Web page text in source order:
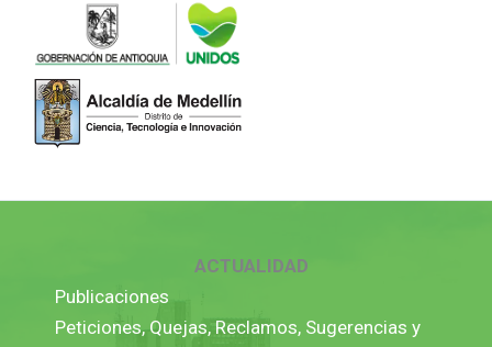
ACTUALIDAD
Publicaciones
Peticiones, Quejas, Reclamos, Sugerencias y